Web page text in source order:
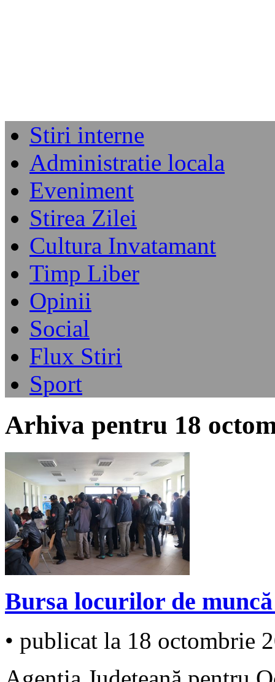
Stiri interne
Administratie locala
Eveniment
Stirea Zilei
Cultura Invatamant
Timp Liber
Opinii
Social
Flux Stiri
Sport
Arhiva pentru 18
Bursa locurilor de
• publicat la 18 octombrie